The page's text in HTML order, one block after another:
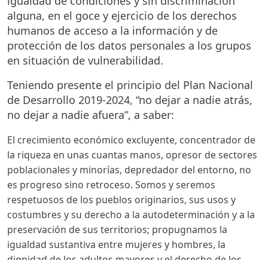
alguna, en el goce y ejercicio de los derechos
humanos de acceso a la información y de
protección de los datos personales a los grupos
en situación de vulnerabilidad.
Teniendo presente el principio del Plan Nacional
de Desarrollo 2019-2024, “no dejar a nadie atrás,
no dejar a nadie afuera”, a saber:
El crecimiento económico excluyente, concentrador de
la riqueza en unas cuantas manos, opresor de sectores
poblacionales y minorías, depredador del entorno, no
es progreso sino retroceso. Somos y seremos
respetuosos de los pueblos originarios, sus usos y
costumbres y su derecho a la autodeterminación y a la
preservación de sus territorios; propugnamos la
igualdad sustantiva entre mujeres y hombres, la